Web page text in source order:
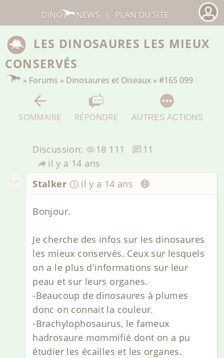
LES DINOSAURES LES MIEUX
CONSERVÉS
» Forums » Dinosaures et Oiseaux »#165 099
SOMMAIRE RÉPONDRE AUTRES ACTIONS
Discussion: 18 111
11
il y a 14 ans
Stalker
il y a 14 ans
Bonjour.
Je cherche des infos sur les dinosaures
les mieux conservés. Ceux sur lesquels
on a le plus d'informations sur leur
peau et sur leurs organes.
-Beaucoup de dinosaures à plumes
donc on connait la couleur.
-Brachylophosaurus, le fameux
hadrosaure mommifié dont on a pu
étudier les écailles et les organes.
DINO NEWS | PLAN DU SITE